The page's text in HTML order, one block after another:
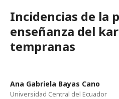
Incidencias de la
enseñanza del
tempranas
Ana Gabriela Bayas Cano
Universidad Central del Ecuador